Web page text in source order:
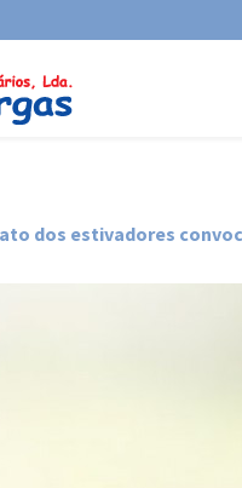
dos estivadores